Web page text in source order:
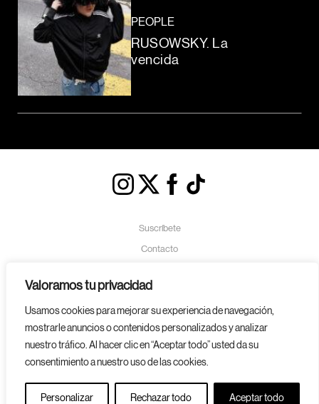
Valoramos tu privacidad
Usamos cookies para mejorar su experiencia de navegación,
mostrarle anuncios o contenidos personalizados y analizar
nuestro tráfico. Al hacer clic en “Aceptar todo” usted da su
consentimiento a nuestro uso de las cookies.
Personalizar Rechazar todo Aceptar todo
PEOPLE
RUSOWSKY. La
vencida
Suscríbete
Contacto
Aviso Legal
Política de Privacidad